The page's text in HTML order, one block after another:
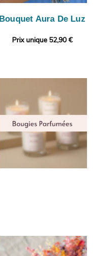
Bouquet Aura De Luz
Prix unique 52,90 €